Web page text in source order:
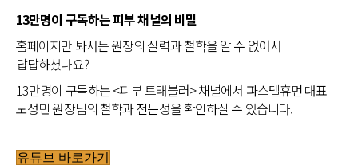
13만명이 구독하는 피부 채널의 비밀
홈페이지만 봐서는 원장의 실력과 철학을 알 수 없어서
답답하셨나요?
13만명이 구독하는 <피부 트래블러> 채널에서 파스텔휴먼 대표
노성민 원장님의 철학과 전문성을 확인하실 수 있습니다.
유튜브 바로가기